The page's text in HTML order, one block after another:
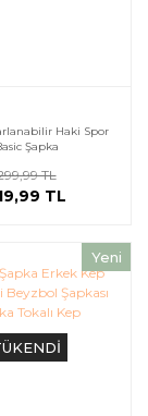
Haki Spor
Şapka
TL
TL
Yeni